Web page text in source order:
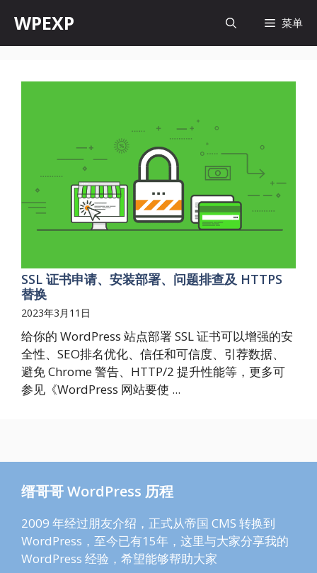
内
WPEXP 菜单
SSL 证书申请、安装部署、问题排查及 HTTPS
替换
2023年3月11日
给你的 WordPress 站点部署 SSL 证书可以增强的安
全性、SEO排名优化、信任和可信度、引荐数据、
避免 Chrome 警告、HTTP/2 提升性能等，更多可
参见《WordPress 网站要使 ...
缙哥哥 WordPress 历程
2009 年经过朋友介绍，正式从帝国 CMS 转换到
WordPress，至今已有15年，这里与大家分享我的
WordPress 经验，希望能够帮助大家